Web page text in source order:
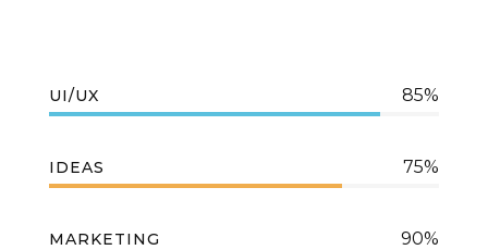
UI/UX 85%
IDEAS 75%
MARKETING 90%